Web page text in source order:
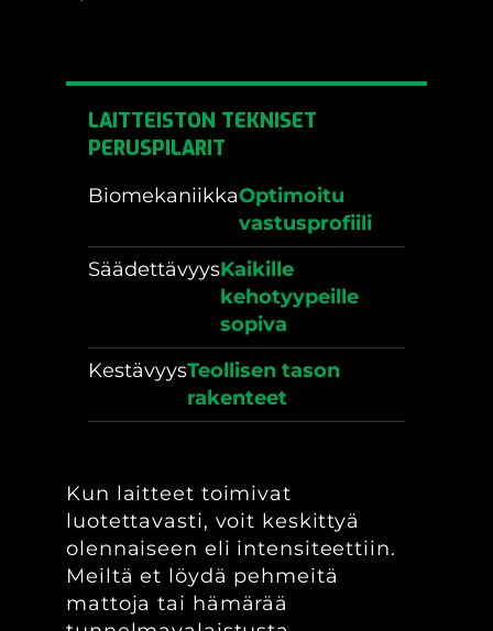
LAITTEISTON TEKNISET
PERUSPILARIT
BiomekaniikkaOptimoitu
vastusprofiili
SäädettävyysKaikille
kehotyypeille
sopiva
KestävyysTeollisen tason
rakenteet
Kun laitteet toimivat
luotettavasti, voit keskittyä
olennaiseen eli intensiteettiin.
Meiltä et löydä pehmeitä
mattoja tai hämärää